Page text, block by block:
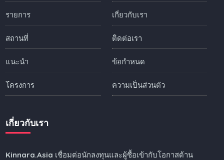
รายการ
สถานที่
แนะนำ
โครงการ
เกี่ยวกับเรา
ติดต่อเรา
ข้อกำหนด
ความเป็นส่วนตัว
เกี่ยวกับเรา
Kinnara.Asia เชื่อมต่อนักลงทุนและผู้ซื้อเข้ากับโอกาสด้าน